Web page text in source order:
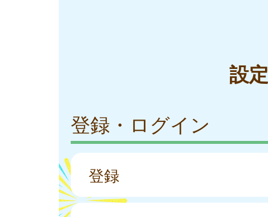
設定
登録・ログイン
登録